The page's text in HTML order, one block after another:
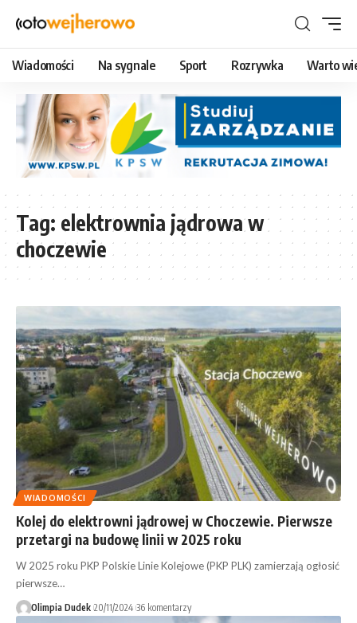
Wiadomości Na sygnale Sport Rozrywka Warto
Tag: elektrownia jądrowa w
choczewie
WIADOMOŚCI
Kolej do elektrowni jądrowej w Choczewie. Pierwsze
przetargi na budowę linii w 2025 roku
W 2025 roku PKP Polskie Linie Kolejowe (PKP PLK) zamierzają ogłosić
pierwsze…
Olimpia Dudek 20/11/2024 36 komentarzy